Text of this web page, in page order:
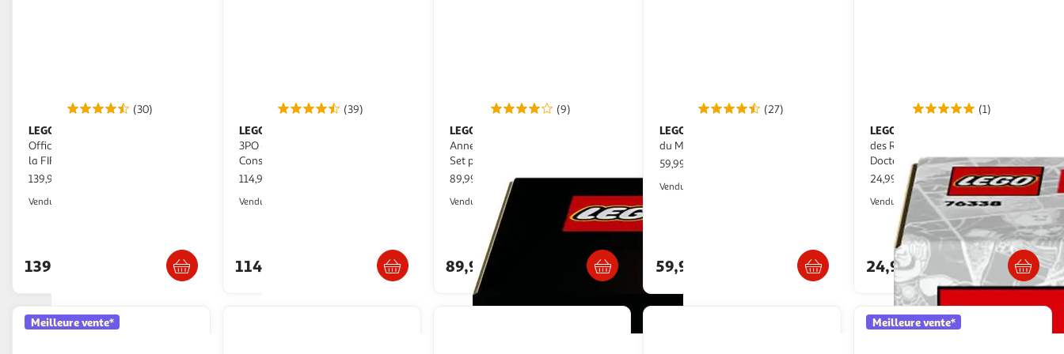
(30)
LEGO
Officiel de la Coupe du Monde de
la FIFA
139,99€ / pce
Vendu par
139,99€
(39)
LEGO
3PO - Figurine de Droïde à
Construire - Maquette pour Adulte
114,99€ / pce
Vendu par
114,99€
(9)
LEGO
Anneaux : Book Nook du Balrog -
Set pour Adulte - Déco
89,99€ / pce
Vendu par Auchan
Livr. ou retrait dès 4/5 jours
89,99€
(27)
LEGO
du Mandalorien
59,99€ / pce
Vendu par
59,99€
(1)
LEGO
des Robots : Spider-Man contre
Docteur Octopus
24,99€ / pce
Vendu par Auchan
Livr. ou retrait dès 4/5 jours
Retrait 1h en magasin
24,99€
Meilleure vente* Meilleure vente*